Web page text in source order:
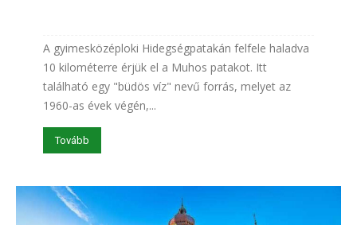
A gyimesközéploki Hidegségpatakán felfele haladva
10 kilométerre érjük el a Muhos patakot. Itt
található egy "büdös víz" nevű forrás, melyet az
1960-as évek végén,...
Tovább